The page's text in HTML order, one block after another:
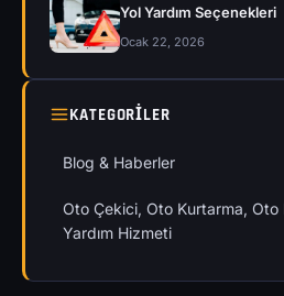
Yol Yardım Seçenekleri
Ocak 22, 2026
KATEGORILER
Blog & Haberler
Oto Çekici, Oto Kurtarma, Oto
Yardım Hizmeti